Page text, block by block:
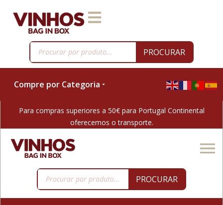
PROCURAR
Compre por Categoria
Para compras superiores a 50€ para Portugal Continental
oferecemos o transporte.
PROCURAR